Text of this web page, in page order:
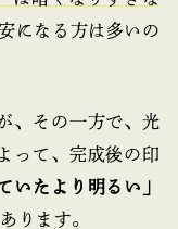
になる方は多いの
、その一方で、光
って、完成後の印
いたより明るい」
ります。